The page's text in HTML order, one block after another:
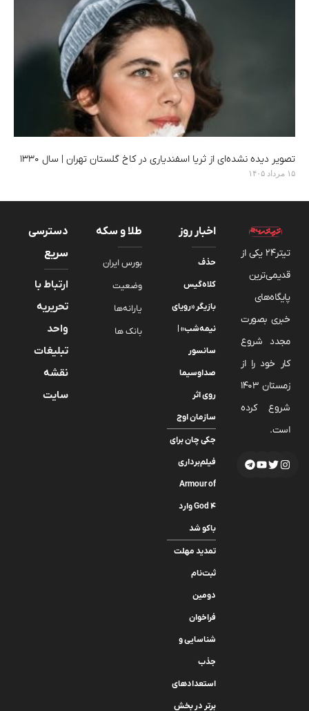
تصویر دیده‌ نشده‌ای از ثریا اسفندیاری در کاخ گلستان تهران | سال ۱۳۳۰
۱۵ مرداد ۱۴۰۵
تیتر24 یکی از
قدیمی‌ترین
پایگاه‌های
خبری بصورت
مجدد شروع
کار خود را از
زمستان 1403
شروع کرده
است.
اخبار روز
حذف
کلاه‌گیس
بازیگر «رویای
نیمه‌شب» |
سانسور
صداوسیما
روی اثر
سازمان اوج
جکی چان برای
فیلم‌برداری
Armour of
God 4 وارد
باکو شد
تمدید مهلت
ثبت‌نام
دومین
فراخوان
شناسایی و
جذب
استعدادهای
برتر در بخش
طلا و سکه
بورس ایران
وضعیت
یارانه‌ها
بانک ها
دسترسی
سریع
ارتباط با
تحریریه
واحد
تبلیغات
نقشه
سایت